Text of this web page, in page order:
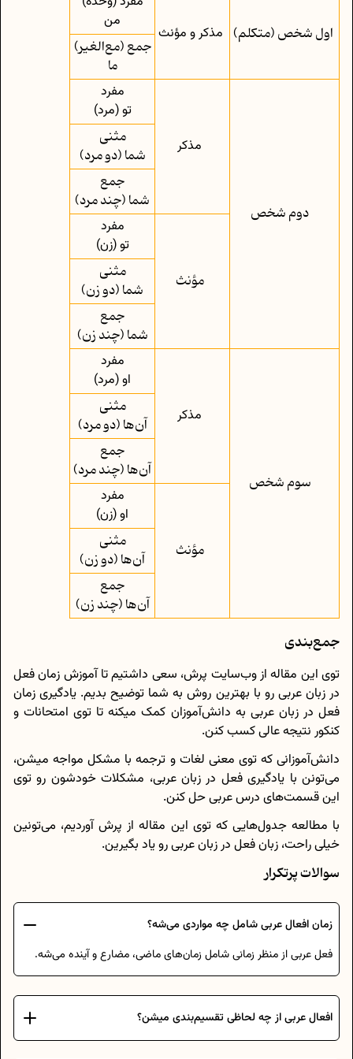
اول شخص (متکلم) مذکر و مؤنث
من
جمع (مع‌الغیر)
ما
دوم‌ شخص
مذکر
مفرد
تو (مرد)
مثنی
شما (دو مرد)
جمع
شما (چند مرد)
مؤنث
مفرد
تو (زن)
مثنی
شما (دو زن)
جمع
شما (چند زن)
سوم‌ شخص
مذکر
مفرد
او (مرد)
مثنی
آن‌ها (دو مرد)
جمع
آن‌ها (چند مرد)
مؤنث
مفرد
او (زن)
مثنی
آن‌ها (دو زن)
جمع
آن‌ها (چند زن)
جمع‌بندی
توی این مقاله از وب‌سایت پرش، سعی داشتیم تا آموزش زمان فعل
در زبان عربی رو با بهترین روش به شما توضیح بدیم. یادگیری زمان
فعل در زبان عربی به دانش‌آموزان کمک میکنه تا توی امتحانات و
کنکور نتیجه عالی کسب کنن.
دانش‌آموزانی که توی معنی لغات و ترجمه با مشکل مواجه میشن،
می‌تونن با یادگیری فعل در زبان عربی، مشکلات خودشون رو توی
این قسمت‌های درس عربی حل کنن.
با مطالعه جدول‌هایی که توی این مقاله از پرش آوردیم، می‌تونین
خیلی راحت، زبان فعل در زبان عربی رو یاد بگیرین.
سوالات پرتکرار
زمان افعال عربی شامل چه مواردی می‌شه؟
فعل عربی از منظر زمانی شامل زمان‌های ماضی، مضارع و آینده می‌شه.
افعال عربی از چه لحاظی تقسیم‌بندی میشن؟